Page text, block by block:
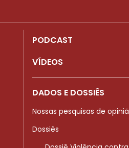
PODCAST
VÍDEOS
DADOS E DOSSIÊS
Nossas pesquisas de
Dossiês